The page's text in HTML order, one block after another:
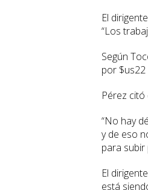
El
“Los
Según
por
Pérez
“No hay
y de eso
para subir
El
está